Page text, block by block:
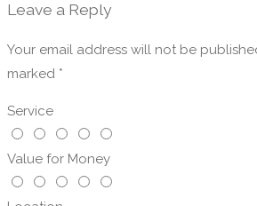
Leave a Reply
Your email address will not be
marked *
Service
Value for Money